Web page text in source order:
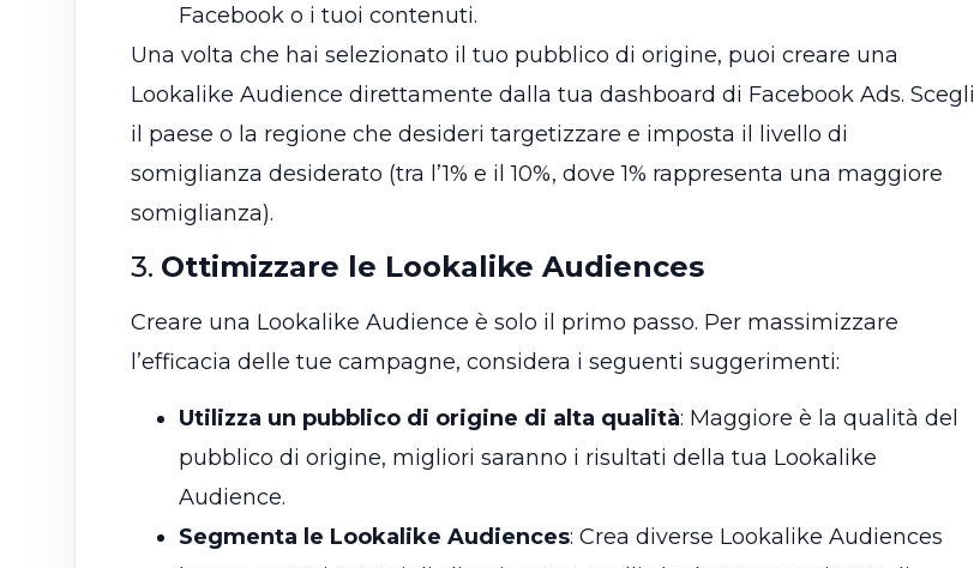
Facebook o i tuoi contenuti.
Una volta che hai selezionato il tuo pubblico di origine, puoi creare una
Lookalike Audience direttamente dalla tua dashboard di Facebook Ads. Scegli
il paese o la regione che desideri targetizzare e imposta il livello di
somiglianza desiderato (tra l’1% e il 10%, dove 1% rappresenta una maggiore
somiglianza).
3. Ottimizzare le Lookalike Audiences
Creare una Lookalike Audience è solo il primo passo. Per massimizzare
l’efficacia delle tue campagne, considera i seguenti suggerimenti:
Utilizza un pubblico di origine di alta qualità: Maggiore è la qualità del
pubblico di origine, migliori saranno i risultati della tua Lookalike
Audience.
Segmenta le Lookalike Audiences: Crea diverse Lookalike Audiences